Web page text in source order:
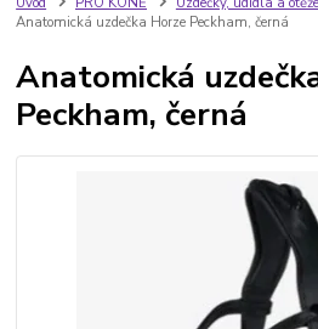
Anatomická uzdečka Horze Peckham, černá
Anatomická
Peckham, černá